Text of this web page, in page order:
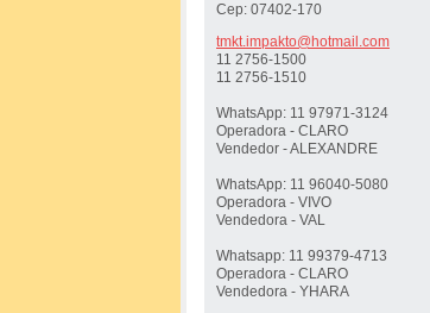
Cep: 07402-170
tmkt.impakto@hotmail.com
11 2756-1500
11 2756-1510
WhatsApp: 11 97971-3124
Operadora - CLARO
Vendedor - ALEXANDRE
WhatsApp: 11 96040-5080
Operadora - VIVO
Vendedora - VAL
Whatsapp: 11 99379-4713
Operadora - CLARO
Vendedora - YHARA